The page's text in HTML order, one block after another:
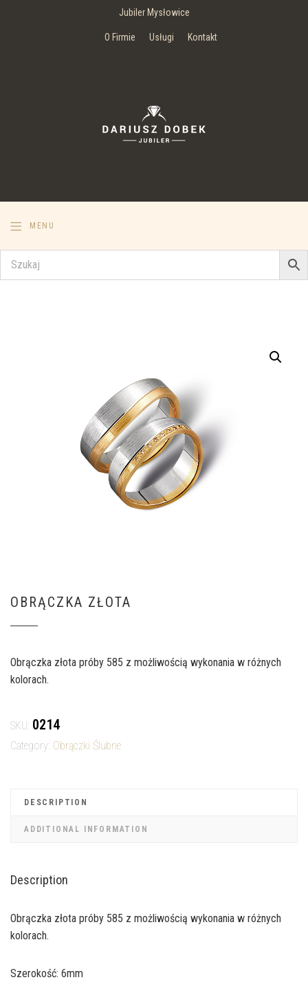
Jubiler Mysłowice
O Firmie Usługi Kontakt
MENU
OBRĄCZKA ZŁOTA
Obrączka złota próby 585 z możliwością wykonania w różnych
kolorach.
SKU: 0214
Category: Obrączki Ślubne
DESCRIPTION
ADDITIONAL INFORMATION
Description
Obrączka złota próby 585 z możliwością wykonania w różnych
kolorach.
Szerokość: 6mm